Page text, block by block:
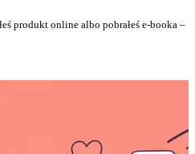
produkt online albo pobrałeś e-booka –